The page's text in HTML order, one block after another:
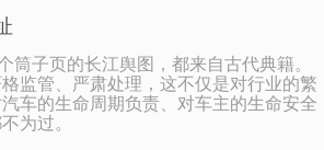
子页的长江舆图，都来自古代典籍。
监管、严肃处理，这不仅是对行业的繁
车的生命周期负责、对车主的生命安全
为过。